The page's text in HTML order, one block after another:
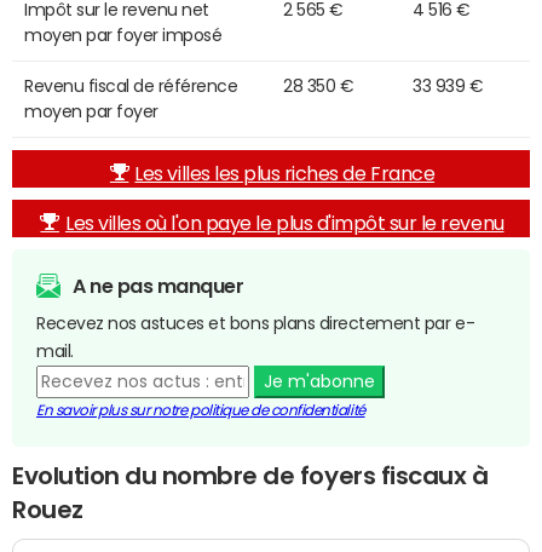
Impôt sur le revenu net
moyen par foyer imposé
2 565 € 4 516 €
Revenu fiscal de référence
moyen par foyer
28 350 € 33 939 €
Les villes les plus riches de France
Les villes où l'on paye le plus d'impôt sur le revenu
A ne pas manquer
Recevez nos astuces et bons plans directement par e-
mail.
Je m'abonne
En savoir plus sur notre politique de confidentialité
Evolution du nombre de foyers fiscaux à
Rouez